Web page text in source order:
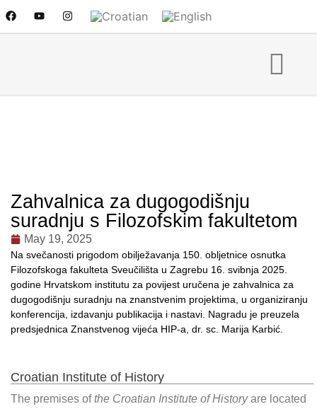
Zahvalnica za dugogodišnju
suradnju s Filozofskim fakultetom
May 19, 2025
Na svečanosti prigodom obilježavanja 150. obljetnice osnutka
Filozofskoga fakulteta Sveučilišta u Zagrebu 16. svibnja 2025.
godine Hrvatskom institutu za povijest uručena je zahvalnica za
dugogodišnju suradnju na znanstvenim projektima, u organiziranju
konferencija, izdavanju publikacija i nastavi. Nagradu je preuzela
predsjednica Znanstvenog vijeća HIP-a, dr. sc. Marija Karbić.
Croatian Institute of History
The premises ofthe Croatian Institute of Historyare located